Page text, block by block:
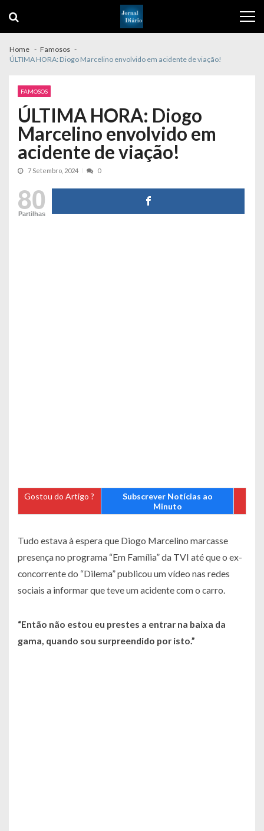
navigation
content
Home
Famosos
ÚLTIMA HORA: Diogo Marcelino envolvido em acidente de viação!
FAMOSOS
ÚLTIMA HORA: Diogo
Marcelino envolvido em
acidente de viação!
7 Setembro, 2024 0
80
Partilhas
Gostou do Artigo ?
Subscrever Notícias ao
Minuto
Tudo estava à espera que Diogo Marcelino marcasse
presença no programa “Em Família” da TVI até que o ex-
concorrente do “Dilema” publicou um vídeo nas redes
sociais a informar que teve um acidente com o carro.
“Então não estou eu prestes a entrar na baixa da
gama, quando sou surpreendido por isto.”